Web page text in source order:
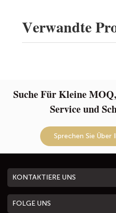
Verwandte
Suche Für Kleine
Service und
Sprechen Sie Über
KONTAKTIERE UNS
FOLGE UNS